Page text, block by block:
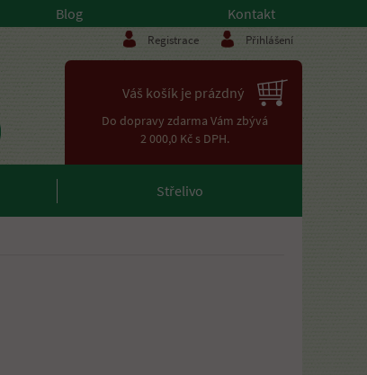
Blog Kontakt
Registrace Přihlášení
Váš košík je prázdný
Do dopravy zdarma Vám zbývá
2 000,0 Kč s DPH.
Střelivo